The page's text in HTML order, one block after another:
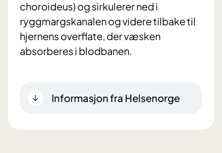
choroideus) og sirkulerer ned i
ryggmargskanalen og videre tilbake til
hjernens overflate, der væsken
absorberes i blodbanen.
Informasjon fra Helsenorge